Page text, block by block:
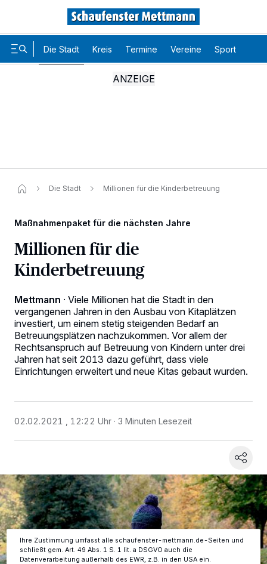
Die Stadt Kreis Termine Vereine Sport
Die Stadt Millionen für die Kinderbetreuung
Maßnahmenpaket für die nächsten Jahre
Millionen für die
Kinderbetreuung
Mettmann · Viele Millionen hat die Stadt in den
vergangenen Jahren in den Ausbau von Kitaplätzen
investiert, um einem stetig steigenden Bedarf an
Betreuungsplätzen nachzukommen. Vor allem der
Rechtsanspruch auf Betreuung von Kindern unter drei
Jahren hat seit 2013 dazu geführt, dass viele
Einrichtungen erweitert und neue Kitas gebaut wurden.
02.02.2021 , 12:22 Uhr 3 Minuten Lesezeit
Wir und unsere218 -Partner speichern und greifen auf
Kennungen auf Ihrem Gerät zu. Durch Auswahl von OK aktivieren Sie
verarbeiten Daten, um Ihnen Dienste bereitzustellen“ aufgeführten
Anzeigen möglicherweise nicht mehr so relevant für Sie. Sie können
dieses Menü jederzeit wieder aufrufen, um Ihre Einstellungen zu
ändern oder Ihre Einwilligung zu widerrufen, indem Sie auf den Link
Einstellungen oder Ablehnen am unteren Rand der Webseite klicken.
Ihre Einstellungen gelten innerhalb unseres Website. Weitere
Informationen finden Sie in unserer Datenschutzerklärung.
Ihre Zustimmung umfasst alle schaufenster-mettmann.de-Seiten und
schließt gem. Art. 49 Abs. 1 S. 1 lit. a DSGVO auch die
Datenverarbeitung außerhalb des EWR, z.B. in den USA ein.